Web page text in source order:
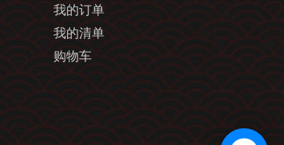
我的订单
我的清单
购物车